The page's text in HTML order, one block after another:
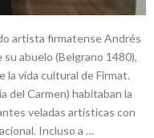
artista firmatense Andrés
abuelo (Belgrano 1480),
la vida cultural de Firmat.
del Carmen) habitaban la
veladas artísticas con
Incluso a …